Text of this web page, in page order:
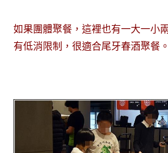
如果團體聚餐，這裡也有一大一小
有低消限制，很適合尾牙春酒聚餐。